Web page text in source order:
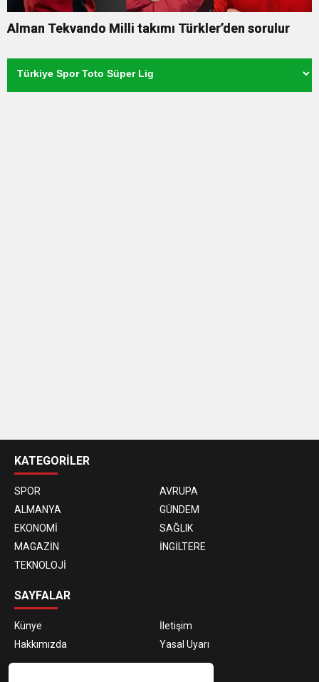
Alman Tekvando Milli takımı Türkler’den sorulur
siteleri
KATEGORİLER
SPOR
AVRUPA
ALMANYA
GÜNDEM
EKONOMİ
SAĞLIK
MAGAZİN
İNGİLTERE
TEKNOLOJİ
SAYFALAR
Künye
İletişim
Hakkımızda
Yasal Uyarı